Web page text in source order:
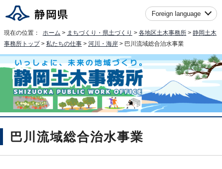
Foreign language
現在の位置： ホーム > まちづくり・県土づくり > 各地区土木事務所 > 静岡土木
事務所トップ> 私たちの仕事 > 河川・海岸 > 巴川流域総合治水事業
巴川流域総合治水事業